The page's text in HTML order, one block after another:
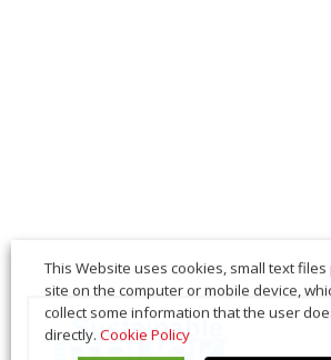
This Website uses cookies, small text
site on the computer or mobile device,
collect some information that the user
directly. Cookie Policy